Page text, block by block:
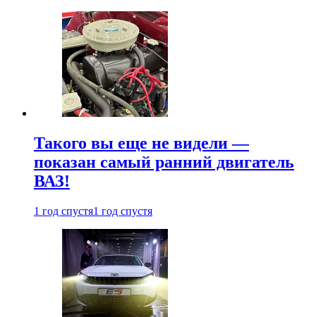
Такого вы еще не видели —
показан самый ранний двигатель
ВАЗ!
1 год спустя1 год спустя